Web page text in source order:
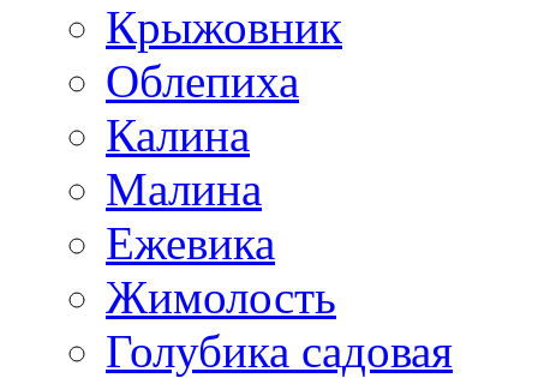
Крыжовник
Облепиха
Калина
Малина
Ежевика
Жимолость
Голубика садовая